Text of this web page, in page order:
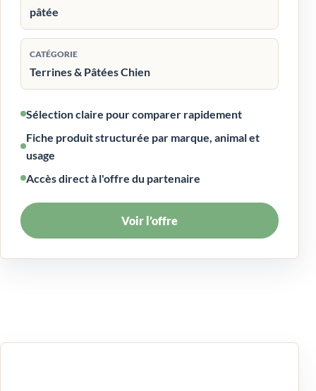
pâtée
CATÉGORIE
Terrines & Pâtées Chien
Sélection claire pour comparer rapidement
Fiche produit structurée par marque, animal et
usage
Accès direct à l'offre du partenaire
Voir l’offre